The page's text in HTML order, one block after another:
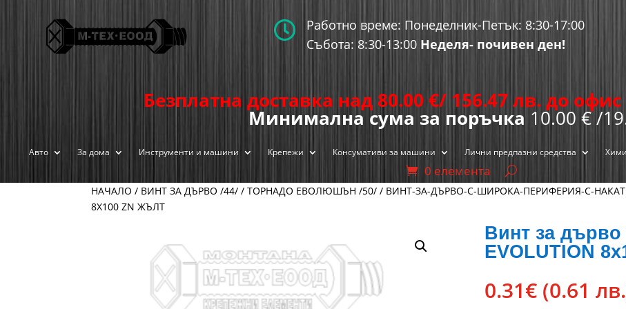

Работно време: Понеделник-Петък: 8:30-17:00
Събота: 8:30-13:00 Неделя- почивен ден!
Безплатна доставка над 80.00 €/ 156.47 лв. до
Минимална сума за поръчка 10.00 € /
Авто За дома Инструменти и машини Крепежи Консумативи за машини Лични предпазни средства
0 елемента
НАЧАЛО / ВИНТ ЗА ДЪРВО /44/ / ТОРНАДО ЕВОЛЮШЪН /50/ / ВИНТ-ЗА-ДЪРВО-С-ШИРОКА-ПЕРИФЕРИЯ-С-НАКАТ
8Х100 ZN ЖЪЛТ
Винт за дърво
EVOLUTION
0.31€ (0.61